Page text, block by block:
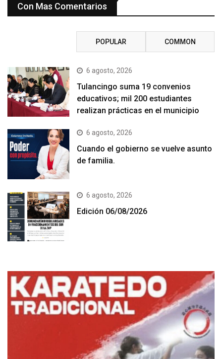
Con Mas Comentarios
POPULAR COMMON
6 agosto, 2026
Tulancingo suma 19 convenios
educativos; mil 200 estudiantes
realizan prácticas en el municipio
6 agosto, 2026
Cuando el gobierno se vuelve asunto
de familia.
6 agosto, 2026
Edición 06/08/2026